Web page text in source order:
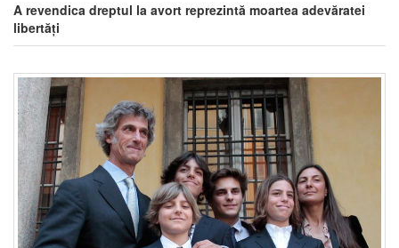
A revendica dreptul la avort reprezintă moartea adevăratei
libertăți